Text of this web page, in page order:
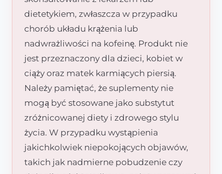
dietetykiem, zwłaszcza w przypadku
chorób układu krążenia lub
nadwrażliwości na kofeinę. Produkt nie
jest przeznaczony dla dzieci, kobiet w
ciąży oraz matek karmiących piersią.
Należy pamiętać, że suplementy nie
mogą być stosowane jako substytut
zróżnicowanej diety i zdrowego stylu
życia. W przypadku wystąpienia
jakichkolwiek niepokojących objawów,
takich jak nadmierne pobudzenie czy